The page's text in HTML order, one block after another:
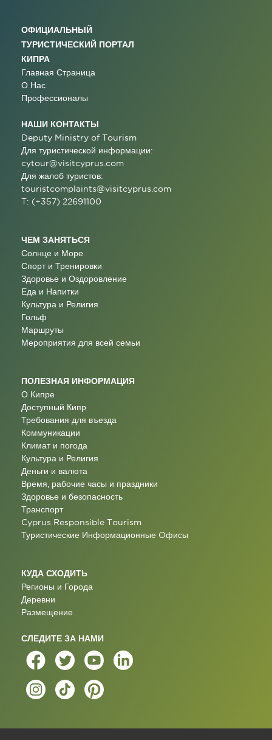
ОФИЦИАЛЬНЫЙ
ТУРИСТИЧЕСКИЙ ПОРТАЛ
КИПРА
Главная Страница
О Нас
Профессионалы
НАШИ КОНТАКТЫ
Deputy Ministry of Tourism
Для туристической информации:
cytour@visitcyprus.com
Для жалоб туристов:
touristcomplaints@visitcyprus.com
T: (+357) 22691100
ЧЕМ ЗАНЯТЬСЯ
Солнце и Море
Спорт и Тренировки
Здоровье и Оздоровление
Еда и Напитки
Культура и Религия
Гольф
Маршруты
Мероприятия для всей семьи
ПОЛЕЗНАЯ ИНФОРМАЦИЯ
О Кипре
Доступный Кипр
Требования для въезда
Коммуникации
Климат и погода
Культура и Религия
Деньги и валюта
Время, рабочие часы и праздники
Здоровье и безопасность
Транспорт
Cyprus Responsible Tourism
Туристические Информационные Oфисы
КУДА СХОДИТЬ
Регионы и Города
Деревни
Размещение
СЛЕДИТЕ ЗА НАМИ